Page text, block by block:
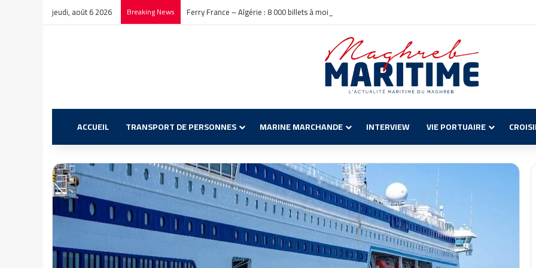
jeudi, août 6 2026 Breaking News Ferry France – Algérie : 8 000 billets à moitié prix avec GNV
ACCUEIL TRANSPORT DE PERSONNES MARINE MARCHANDE INTERVIEW VIE PORTUAIRE